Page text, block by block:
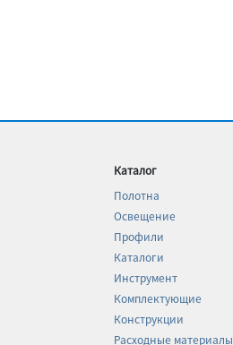
Каталог
Полотна
Освещение
Профили
Каталоги
Инструмент
Комплектующие
Конструкции
Расходные материалы